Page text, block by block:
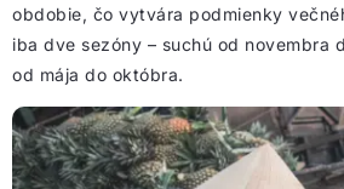
obdobie, čo vytvára podmienky
iba dve sezóny – suchú od novembra
od mája do októbra.